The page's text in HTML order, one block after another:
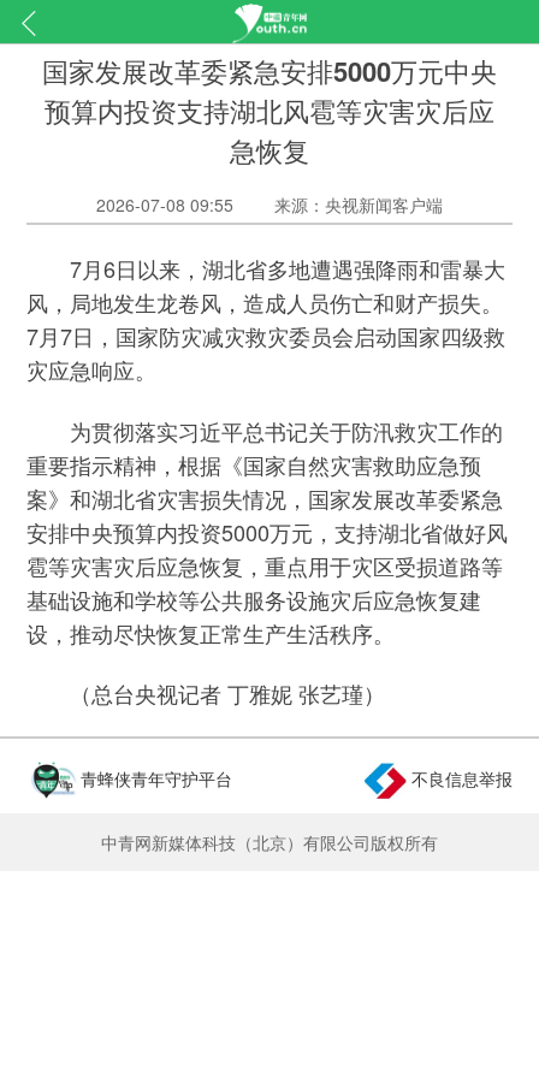
国家发展改革委紧急安排5000万元中央
预算内投资支持湖北风雹等灾害灾后应
急恢复
2026-07-08 09:55 来源：央视新闻客户端
7月6日以来，湖北省多地遭遇强降雨和雷暴大
风，局地发生龙卷风，造成人员伤亡和财产损失。
7月7日，国家防灾减灾救灾委员会启动国家四级救
灾应急响应。
为贯彻落实习近平总书记关于防汛救灾工作的
重要指示精神，根据《国家自然灾害救助应急预
案》和湖北省灾害损失情况，国家发展改革委紧急
安排中央预算内投资5000万元，支持湖北省做好风
雹等灾害灾后应急恢复，重点用于灾区受损道路等
基础设施和学校等公共服务设施灾后应急恢复建
设，推动尽快恢复正常生产生活秩序。
（总台央视记者 丁雅妮 张艺瑾）
青蜂侠青年守护平台 不良信息举报
中青网新媒体科技（北京）有限公司版权所有